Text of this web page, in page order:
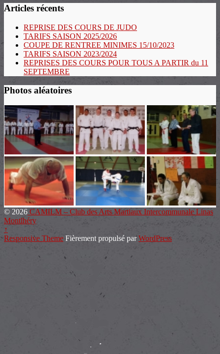
Articles récents
REPRISE DES COURS DE JUDO
TARIFS SAISON 2025/2026
COUPE DE RENTREE MINIMES 15/10/2023
TARIFS SAISON 2023/2024
REPRISES DES COURS POUR TOUS A PARTIR du 11
SEPTEMBRE
Photos aléatoires
© 2026 CAMILM – Club des Arts Martiaux Intercommunale Linas
Montlhéry
↑
Responsive Theme Fièrement propulsé parWordPress